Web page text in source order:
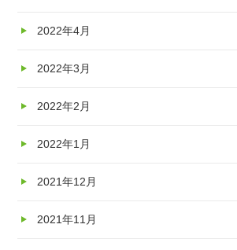
2022年4月
2022年3月
2022年2月
2022年1月
2021年12月
2021年11月